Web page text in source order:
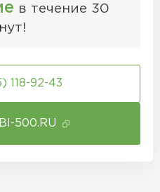
в течение 30
118-92-43
500.RU